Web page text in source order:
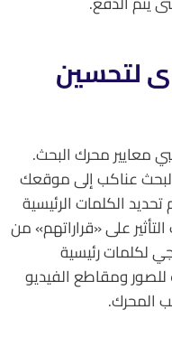
لتحسين
معايير محرك البحث.
عناكب إلى موقعك
الكلمات الرئيسية
على «قراراتهم» من
لكلمات رئيسية
ومقاطع الفيديو
المحرك.